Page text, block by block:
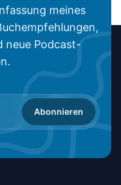
meines
neue Podcast-
Abonnieren